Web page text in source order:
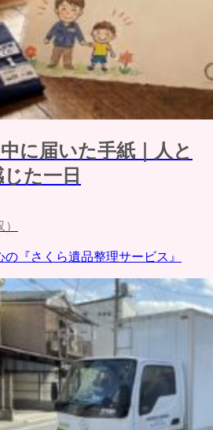
に届いた手紙｜人と
た一日
『さくら遺品整理サービス』